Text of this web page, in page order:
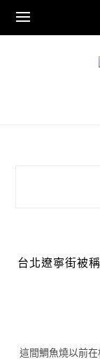
content
台北遼寧街被
這間鯛魚燒以前